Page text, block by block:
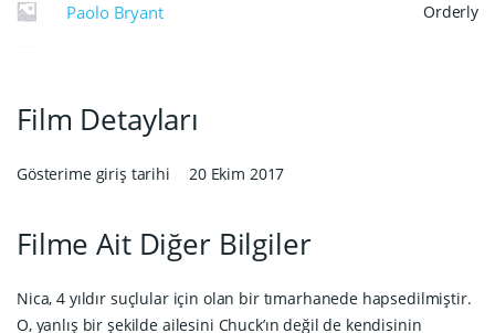
Paolo Bryant Orderly
Film Detayları
Gösterime giriş tarihi 20 Ekim 2017
Filme Ait Diğer Bilgiler
Nica, 4 yıldır suçlular için olan bir tımarhanede hapsedilmiştir.
O, yanlış bir şekilde ailesini Chuck’ın değil de kendisinin